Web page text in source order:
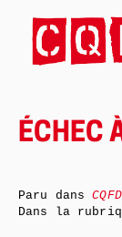
ÉCHEC
Paru dansCQFD
Dans la